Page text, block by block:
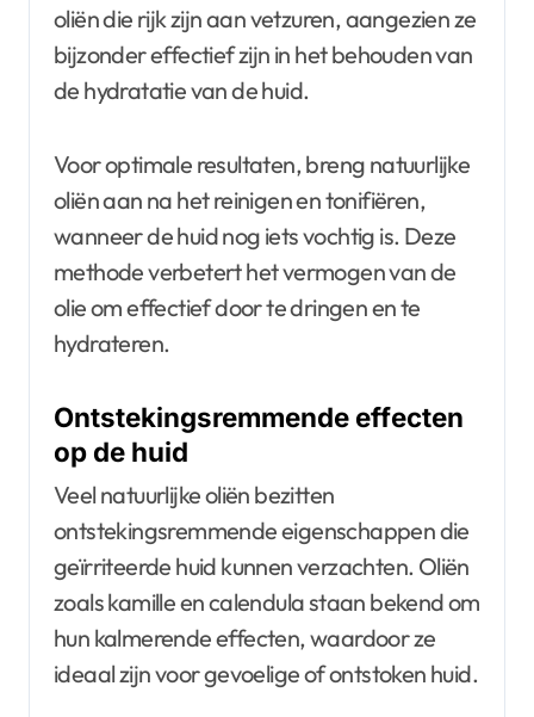
oliën die rijk zijn aan vetzuren, aangezien ze
bijzonder effectief zijn in het behouden van
de hydratatie van de huid.
Voor optimale resultaten, breng natuurlijke
oliën aan na het reinigen en tonifiëren,
wanneer de huid nog iets vochtig is. Deze
methode verbetert het vermogen van de
olie om effectief door te dringen en te
hydrateren.
Ontstekingsremmende effecten
op de huid
Veel natuurlijke oliën bezitten
ontstekingsremmende eigenschappen die
geïrriteerde huid kunnen verzachten. Oliën
zoals kamille en calendula staan bekend om
hun kalmerende effecten, waardoor ze
ideaal zijn voor gevoelige of ontstoken huid.